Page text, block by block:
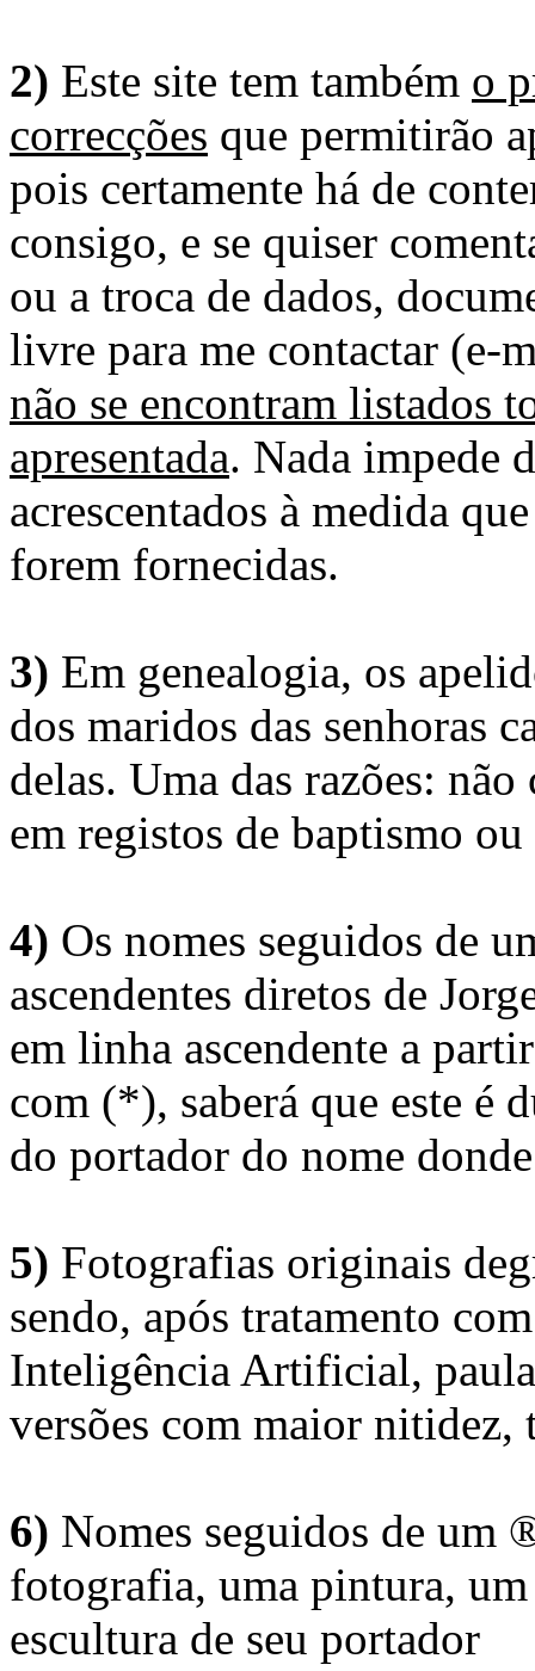
2) Este site tem também o
correcções que permitirão
pois certamente há de
consigo, e se quiser
ou a troca de dados,
livre para me contactar (e-
não se encontram listados
apresentada. Nada impede
acrescentados à medida
forem fornecidas.
3) Em genealogia, os
dos maridos das senhoras
delas. Uma das razões:
em registos de baptismo
4) Os nomes seguidos de
ascendentes diretos de
em linha ascendente a
com (*), saberá que este é
do portador do nome
5) Fotografias originais
sendo, após tratamento
Inteligência Artificial,
versões com maior nitidez,
6) Nomes seguidos de um
fotografia, uma pintura,
escultura de seu portador